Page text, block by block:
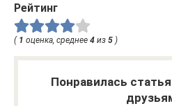
Рейтинг
( 1 оценка, среднее 4 из 5 )
Понравилась